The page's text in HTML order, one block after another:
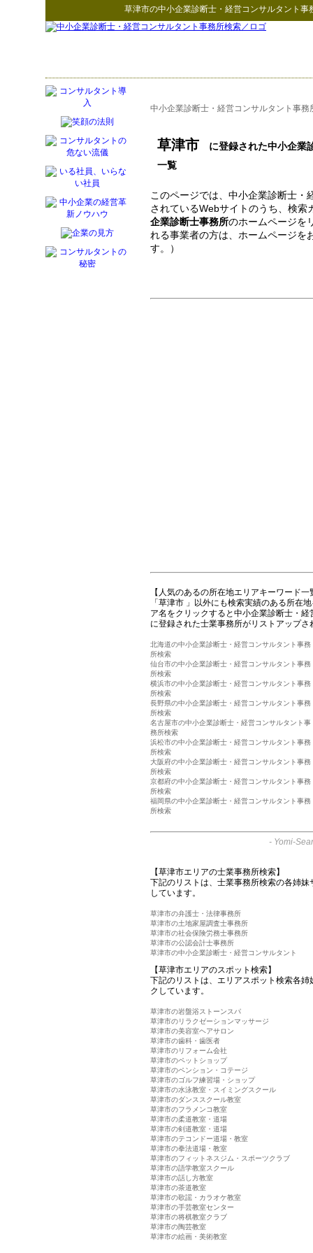
草津市の中小企業診断士・経営コンサルタント事
中小企業診断士・経営コンサルタント事務
草津市 に登録された中小企業
一覧
このページでは、中小企業診断士・
されているWebサイトのうち、検索
企業診断士事務所のホームページを
れる事業者の方は、ホームページを
す。）
【人気のあるの所在地エリアキーワード一
「草津市 」以外にも検索実績のある所在
ア名をクリックすると中小企業診断士・
に登録された士業事務所がリストアップさ
北海道の中小企業診断士・経営コンサルタント事務
所検索
仙台市の中小企業診断士・経営コンサルタント事務
所検索
横浜市の中小企業診断士・経営コンサルタント事務
所検索
長野県の中小企業診断士・経営コンサルタント事務
所検索
名古屋市の中小企業診断士・経営コンサルタント事
務所検索
浜松市の中小企業診断士・経営コンサルタント事務
所検索
大阪府の中小企業診断士・経営コンサルタント事務
所検索
京都府の中小企業診断士・経営コンサルタント事務
所検索
福岡県の中小企業診断士・経営コンサルタント事務
所検索
- Yomi-
【草津市エリアの士業事務所検索】
下記のリストは、士業事務所検索の各姉
しています。
草津市の弁護士・法律事務所
草津市の土地家屋調査士事務所
草津市の社会保険労務士事務所
草津市の公認会計士事務所
草津市の中小企業診断士・経営コンサルタント
【草津市エリアのスポット検索】
下記のリストは、エリアスポット検索各
クしています。
草津市の岩盤浴ストーンスパ
草津市のリラクゼーションマッサージ
草津市の美容室ヘアサロン
草津市の歯科・歯医者
草津市のリフォーム会社
草津市のペットショップ
草津市のペンション・コテージ
草津市のゴルフ練習場・ショップ
草津市の水泳教室・スイミングスクール
草津市のダンススクール教室
草津市のフラメンコ教室
草津市の柔道教室・道場
草津市の剣道教室・道場
草津市のテコンドー道場・教室
草津市の拳法道場・教室
草津市のフィットネスジム・スポーツクラブ
草津市の語学教室スクール
草津市の話し方教室
草津市の茶道教室
草津市の歌謡・カラオケ教室
草津市の手芸教室センター
草津市の将棋教室クラブ
草津市の陶芸教室
草津市の絵画・美術教室